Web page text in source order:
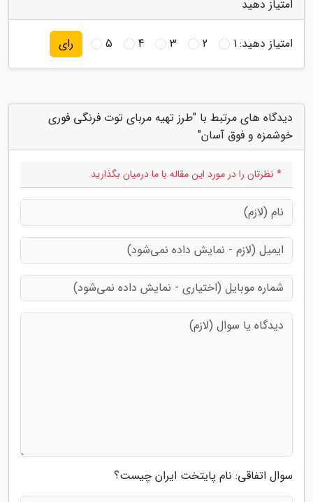
امتیاز دهید
امتیاز دهید:1
2
3
4
5 رای
دیدگاه های مرتبط با "طرز تهیه مربای توت فرنگی فوری
خوشمزه و فوق آسان"
* نظرتان را در مورد این مقاله با ما درمیان بگذارید
سوال اتفاقی: نام پایتخت ایران چیست؟